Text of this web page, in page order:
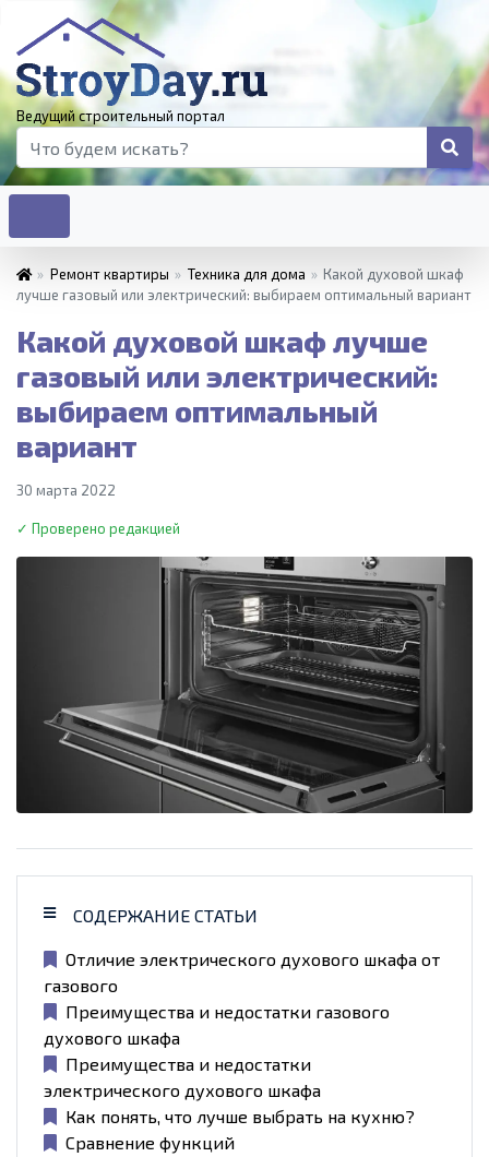
Ведущий строительный портал
» Ремонт квартиры » Техника для дома » Какой духовой шкаф
лучше газовый или электрический: выбираем оптимальный вариант
Какой духовой шкаф лучше
газовый или электрический:
выбираем оптимальный
вариант
30 марта 2022
✓ Проверено редакцией
СОДЕРЖАНИЕ СТАТЬИ
Отличие электрического духового шкафа от
газового
Преимущества и недостатки газового
духового шкафа
Преимущества и недостатки
электрического духового шкафа
Как понять, что лучше выбрать на кухню?
Сравнение функций